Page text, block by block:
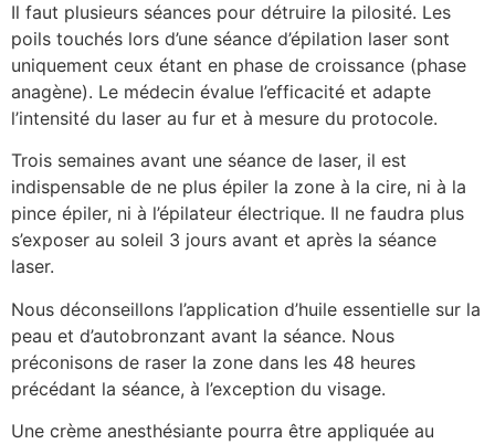
Il faut plusieurs séances pour détruire la pilosité. Les
poils touchés lors d’une séance d’épilation laser sont
uniquement ceux étant en phase de croissance (phase
anagène). Le médecin évalue l’efficacité et adapte
l’intensité du laser au fur et à mesure du protocole.
Trois semaines avant une séance de laser, il est
indispensable de ne plus épiler la zone à la cire, ni à la
pince épiler, ni à l’épilateur électrique. Il ne faudra plus
s’exposer au soleil 3 jours avant et après la séance
laser.
Nous déconseillons l’application d’huile essentielle sur la
peau et d’autobronzant avant la séance. Nous
préconisons de raser la zone dans les 48 heures
précédant la séance, à l’exception du visage.
Une crème anesthésiante pourra être appliquée au